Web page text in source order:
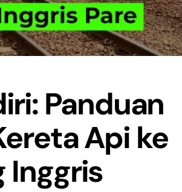
Panduan
Api ke
Inggris